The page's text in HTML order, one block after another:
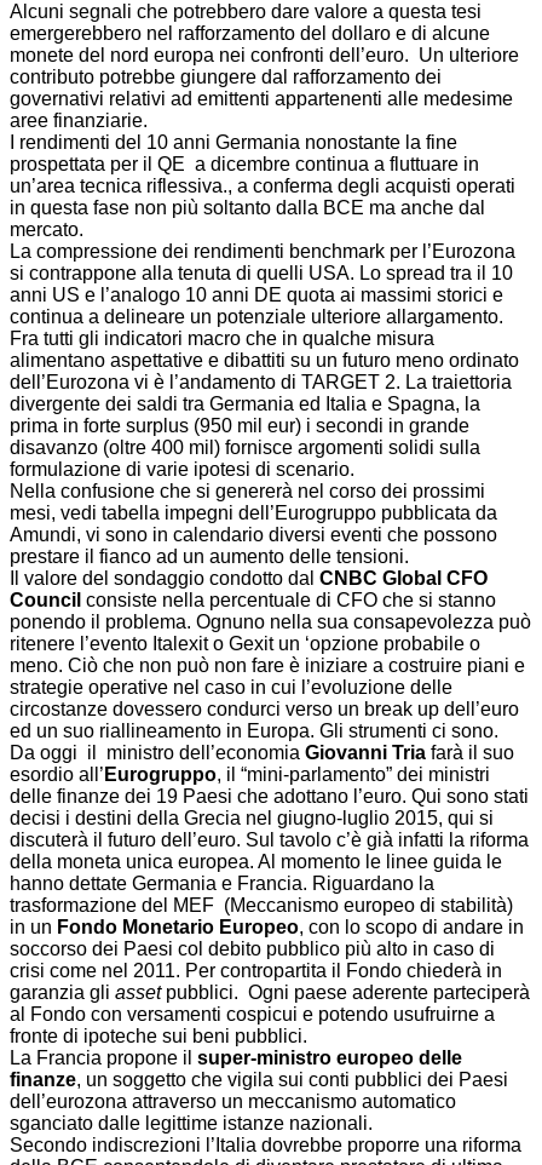
Alcuni segnali che potrebbero dare valore a questa tesi
emergerebbero nel rafforzamento del dollaro e di alcune
monete del nord europa nei confronti dell’euro. Un ulteriore
contributo potrebbe giungere dal rafforzamento dei
governativi relativi ad emittenti appartenenti alle medesime
aree finanziarie.
I rendimenti del 10 anni Germania nonostante la fine
prospettata per il QE a dicembre continua a fluttuare in
un’area tecnica riflessiva., a conferma degli acquisti operati
in questa fase non più soltanto dalla BCE ma anche dal
mercato.
La compressione dei rendimenti benchmark per l’Eurozona
si contrappone alla tenuta di quelli USA. Lo spread tra il 10
anni US e l’analogo 10 anni DE quota ai massimi storici e
continua a delineare un potenziale ulteriore allargamento.
Fra tutti gli indicatori macro che in qualche misura
alimentano aspettative e dibattiti su un futuro meno ordinato
dell’Eurozona vi è l’andamento di TARGET 2. La traiettoria
divergente dei saldi tra Germania ed Italia e Spagna, la
prima in forte surplus (950 mil eur) i secondi in grande
disavanzo (oltre 400 mil) fornisce argomenti solidi sulla
formulazione di varie ipotesi di scenario.
Nella confusione che si genererà nel corso dei prossimi
mesi, vedi tabella impegni dell’Eurogruppo pubblicata da
Amundi, vi sono in calendario diversi eventi che possono
prestare il fianco ad un aumento delle tensioni.
Il valore del sondaggio condotto dal CNBC Global CFO
Council consiste nella percentuale di CFO che si stanno
ponendo il problema. Ognuno nella sua consapevolezza può
ritenere l’evento Italexit o Gexit un ‘opzione probabile o
meno. Ciò che non può non fare è iniziare a costruire piani e
strategie operative nel caso in cui l’evoluzione delle
circostanze dovessero condurci verso un break up dell’euro
ed un suo riallineamento in Europa. Gli strumenti ci sono.
Da oggi il ministro dell’economia Giovanni Tria farà il suo
esordio all’ Eurogruppo, il “mini-parlamento” dei ministri
delle finanze dei 19 Paesi che adottano l’euro. Qui sono stati
decisi i destini della Grecia nel giugno-luglio 2015, qui si
discuterà il futuro dell’euro. Sul tavolo c’è già infatti la riforma
della moneta unica europea. Al momento le linee guida le
hanno dettate Germania e Francia. Riguardano la
trasformazione del MEF (Meccanismo europeo di stabilità)
in un Fondo Monetario Europeo, con lo scopo di andare in
soccorso dei Paesi col debito pubblico più alto in caso di
crisi come nel 2011. Per contropartita il Fondo chiederà in
garanzia gli assetpubblici. Ogni paese aderente parteciperà
al Fondo con versamenti cospicui e potendo usufruirne a
fronte di ipoteche sui beni pubblici.
La Francia propone il super-ministro europeo delle
finanze, un soggetto che vigila sui conti pubblici dei Paesi
dell’eurozona attraverso un meccanismo automatico
sganciato dalle legittime istanze nazionali.
Secondo indiscrezioni l’Italia dovrebbe proporre una riforma